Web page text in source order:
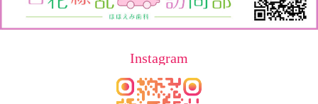
Instagram